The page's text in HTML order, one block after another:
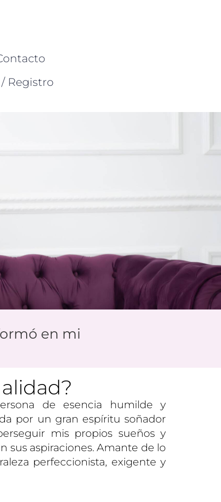
Registro
en mi
de esencia humilde y
por un gran espíritu soñador
mis propios sueños y
sus aspiraciones. Amante de lo
perfeccionista, exigente y